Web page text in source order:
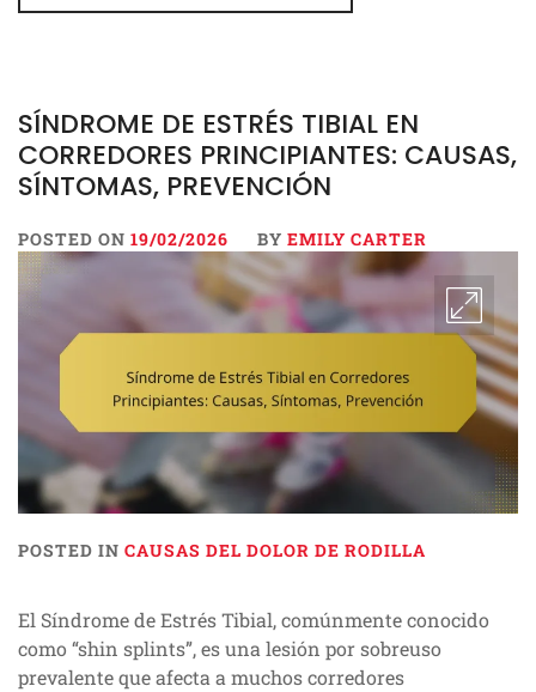
SÍNDROME DE ESTRÉS TIBIAL EN
CORREDORES PRINCIPIANTES: CAUSAS,
SÍNTOMAS, PREVENCIÓN
POSTED ON 19/02/2026 BY EMILY CARTER
POSTED IN CAUSAS DEL DOLOR DE RODILLA
El Síndrome de Estrés Tibial, comúnmente conocido
como “shin splints”, es una lesión por sobreuso
prevalente que afecta a muchos corredores